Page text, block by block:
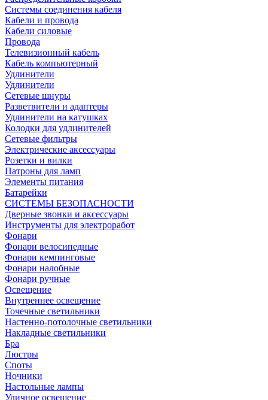
Системы соединения кабеля
Кабели и провода
Кабели силовые
Провода
Телевизионный кабель
Кабель компьютерный
Удлинители
Удлинители
Сетевые шнуры
Разветвители и адаптеры
Удлинители на катушках
Колодки для удлинителей
Сетевые фильтры
Электрические аксессуары
Розетки и вилки
Патроны для ламп
Элементы питания
Батарейки
СИСТЕМЫ БЕЗОПАСНОСТИ
Дверные звонки и аксессуары
Инструменты для электроработ
Фонари
Фонари велосипедные
Фонари кемпинговые
Фонари налобные
Фонари ручные
Освещение
Внутреннее освещение
Точечные светильники
Настенно-потолочные светильники
Накладные светильники
Бра
Люстры
Споты
Ночники
Настольные лампы
Уличное освещение